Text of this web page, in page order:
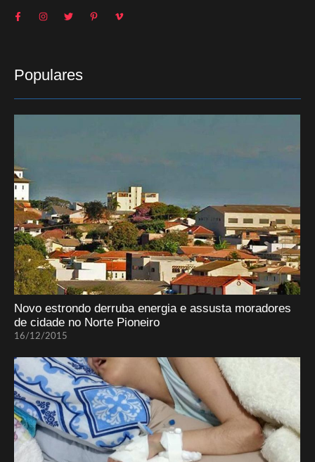
Populares
Novo estrondo derruba energia e assusta moradores
de cidade no Norte Pioneiro
16/12/2015